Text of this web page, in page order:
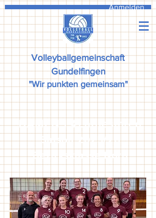
Anmelden
Volleyballgemeinschaft
Gundelfingen
"Wir punkten gemeinsam"
DAMEN I #Ladiesinred
Saison 2025/26
Bezirksklasse Nord